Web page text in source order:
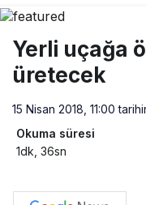
Yerli uçağa
üretecek
15 Nisan 2018, 11:00
Okuma süresi
1dk, 36sn